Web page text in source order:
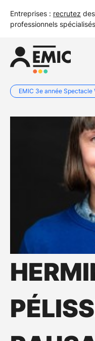
Entreprises : recrutez
professionnels
EMIC 3e année Spectacle